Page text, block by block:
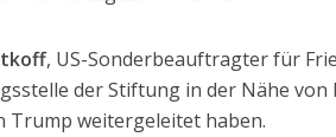
, US-Sonderbeauftragter für
der Stiftung in der Nähe
Trump weitergeleitet haben.